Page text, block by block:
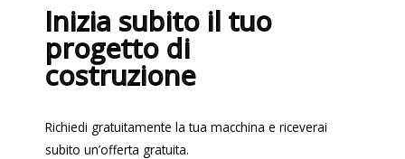
Inizia subito il tuo
progetto di
costruzione
Richiedi gratuitamente la tua macchina e riceverai
subito un’offerta gratuita.